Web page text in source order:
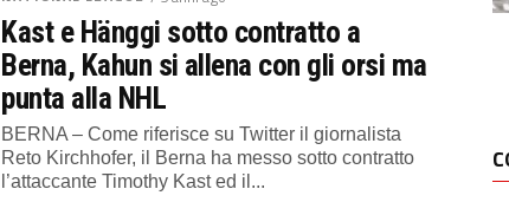
Kast e Hänggi sotto contratto a
Berna, Kahun si allena con gli orsi ma
punta alla NHL
BERNA – Come riferisce su Twitter il giornalista
Reto Kirchhofer, il Berna ha messo sotto contratto
l’attaccante Timothy Kast ed il...